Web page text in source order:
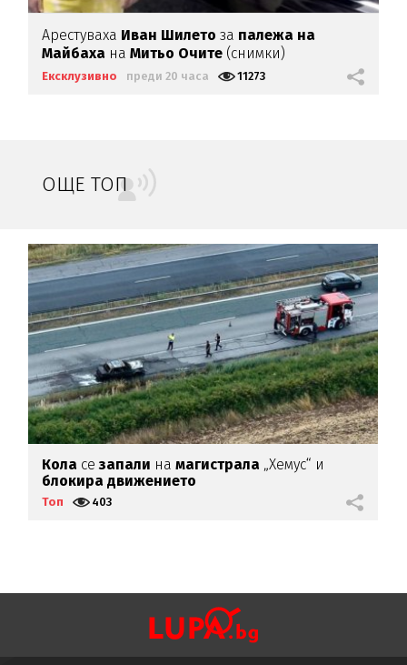
Арестуваха Иван Шилетоза палежа на
Майбаха наМитьо Очите (снимки)
Ексклузивно преди 20 часа 11273
ОЩЕ ТОП
Кола сезапали намагистрала „Хемус“ и
блокира движението
Топ 403